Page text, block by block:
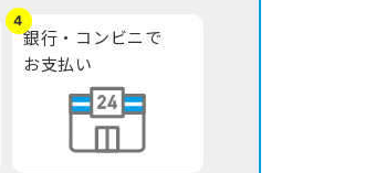
銀行・コンビニで
お支払い